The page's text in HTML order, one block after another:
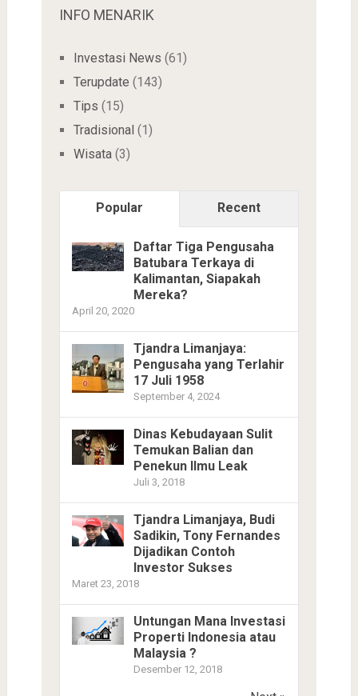
INFO MENARIK
Investasi News (61)
Terupdate (143)
Tips (15)
Tradisional (1)
Wisata(3)
Popular Recent
Daftar Tiga Pengusaha
Batubara Terkaya di
Kalimantan, Siapakah
Mereka?
April 20, 2020
Tjandra Limanjaya:
Pengusaha yang Terlahir
17 Juli 1958
September 4, 2024
Dinas Kebudayaan Sulit
Temukan Balian dan
Penekun Ilmu Leak
Juli 3, 2018
Tjandra Limanjaya, Budi
Sadikin, Tony Fernandes
Dijadikan Contoh
Investor Sukses
Maret 23, 2018
Untungan Mana Investasi
Properti Indonesia atau
Malaysia ?
Desember 12, 2018